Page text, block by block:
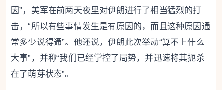
因”，美军在前两天夜里对伊朗进行了相当猛烈的打
击，“所以有些事情发生是有原因的，而且这种原因通
常多少说得通”。他还说，伊朗此次举动“算不上什么
大事”，并称“我们已经掌控了局势，并迅速将其扼杀
在了萌芽状态”。